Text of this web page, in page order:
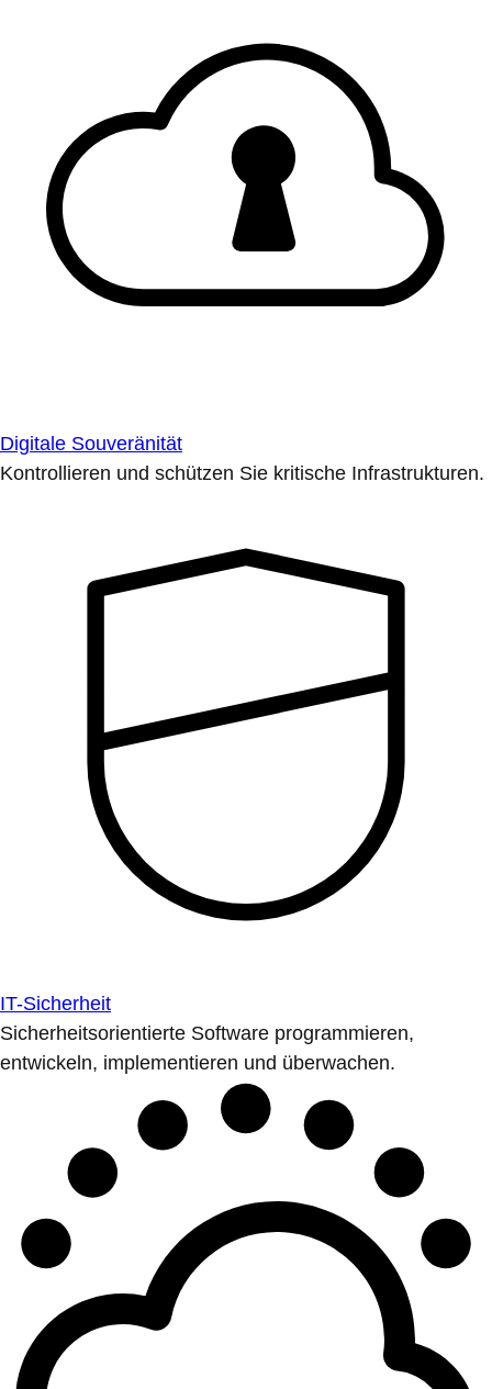
Digitale Souveränität
Kontrollieren und schützen Sie kritische Infrastrukturen.
IT-Sicherheit
Sicherheitsorientierte Software programmieren,
entwickeln, implementieren und überwachen.